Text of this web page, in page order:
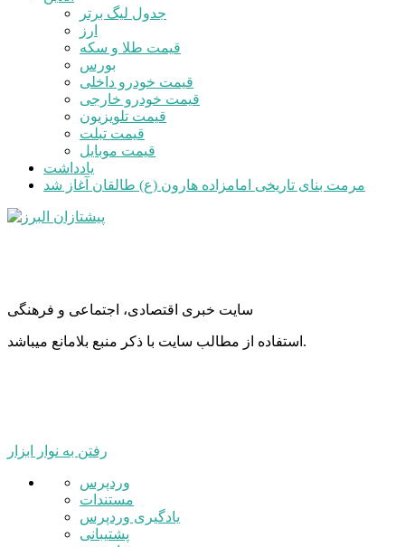
جدول لیگ برتر
ارز
قیمت طلا و سکه
بورس
قیمت خودرو داخلی
قیمت خودرو خارجی
قیمت تلویزیون
قیمت تبلت
قیمت موبایل
یادداشت
مرمت بنای تاریخی امامزاده هارون (ع) طالقان آغاز شد
سایت خبری اقتصادی، اجتماعی و فرهنگی
استفاده از مطالب سایت با ذکر منبع بلامانع میباشد.
رفتن به نوار ابزار
درباره
وردپرس
وردپرس
مستندات
یادگیری وردپرس
پشتیبانی